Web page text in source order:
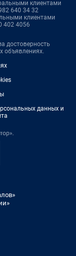
клиентами
640 34 32
клиентами
402 4056
достоверность
объявлениях.
данных и